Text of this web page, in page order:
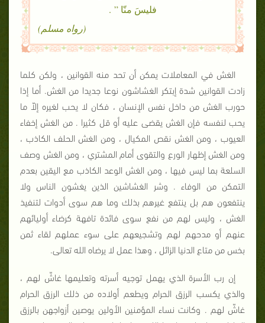
فليسَ منّا ” .
(رواه مسلم)
الغش في المعاملات يمكن أن تحد منه القوانين ، ولكن كلما
زادت القوانين شدة إبتكر الغشاشون نوعا جديدا من الغش. أما إذا
حورب الغش من داخل نفس الإنسان ، فكان لا يحب لغيره إلاّ ما
يحب لنفسه فإن الغش يقضى عليه أو قل كثيرا . من الغش إخفاء
العيوب ، ومن الغش نقص المكيال ، ومن الغش الحلف الكاذب ،
ومن الغش إظهار الورع والتقوى أمام المشتري ، ومن الغش وصف
السلعة بما ليس فيها ، ومن الغش الوعد الكاذب مع اليقين بعدم
التمكن من الوفاء . وشر الغشاشين الذين يغشون الناس ولا
ينتفعون هم بل ينتفع غيرهم بذلك وما هم سوى أدوات لتنفيذ
الغش ، وليس لهم من نفع سوى فائدة تافهة كرضاء أوليائهم
عنهم أو مدحهم لهم وتشجيعهم على سوء عملهم لقاء ثمن
بخس من متاع الدنيا الزائل ، وهذا عمل لا يرضاه الله تعالى.
إن رب الأسرة الذي يهمل توجيه أسرته وتعليمها غاشّ لهم ،
والذي يكسب الرزق الحرام ويطعم أولاده من ذلك الرزق الحرام
غاشّ لهم . وكانت نساء المؤمنين الأولين يوصين أزواجهن بالرزق